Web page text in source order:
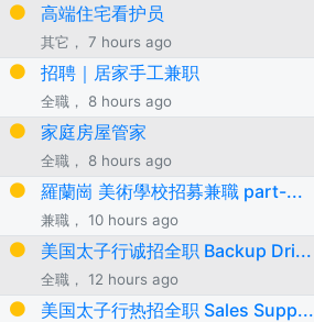
高端住宅看护员
其它， 7 hours ago
招聘｜居家手工兼职
全職， 8 hours ago
家庭房屋管家
全職， 8 hours ago
羅蘭崗 美術學校招募兼職 part-...
兼職， 10 hours ago
美国太子行诚招全职 Backup Dri...
全職， 12 hours ago
美国太子行热招全职 Sales Supp...